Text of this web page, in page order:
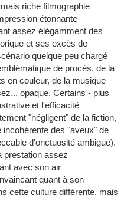
riche filmographie
étonnante
assez élégamment des
et ses excès de
quelque peu chargé
de procès, de la
en couleur, de la musique
opaque. Certains - plus
et l'efficacité
"négligent" de la fiction,
des "aveux" de
d'onctuosité ambiguë).
prestation assez
avec son air
quant à son
cette culture différente, mais